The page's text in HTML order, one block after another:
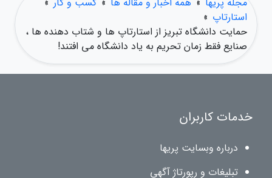
استارتاپ »
حمایت دانشگاه تبریز از استارتاپ ها و شتاب دهنده ها ،
صنایع فقط زمان تحریم به یاد دانشگاه می افتند!
خدمات کاربران
درباره وبسایت پریها
تبلیغات و رپورتاژ آگهی